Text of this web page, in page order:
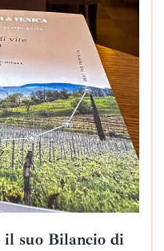
il suo Bilancio di